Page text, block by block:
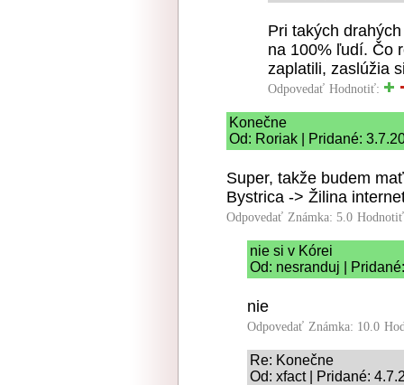
Pri takých
na 100% ľudí. Čo
zaplatili, zaslúžia
Odpovedať Hodnotiť:
Konečne
Od: Roriak | Pridané:
Super, takže budem
Bystrica -> Žilina
Odpovedať Známka: 5.0
nie si v Kórei
Od: nesranduj |
nie
Odpovedať Známka: 10.0
Re: Konečne
Od: xfact | Pridané: